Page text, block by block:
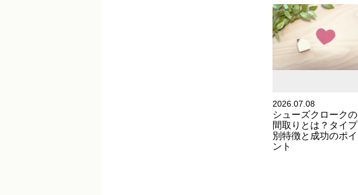
2026.07.08
シューズクロークの
間取りとは？タイプ
別特徴と成功のポイ
ント